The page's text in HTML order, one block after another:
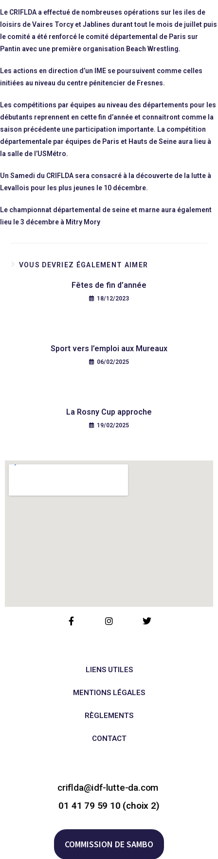
Le CRIFLDA a effectué de nombreuses opérations sur les iles de
loisirs de Vaires Torcy et Jablines durant tout le mois de juillet puis
le comité a été renforcé le comité départemental de Paris sur
Pantin avec une première organisation Beach Wrestling.
Les actions en direction d’un IME se poursuivent comme celles
initiées au niveau du centre pénitencier de Fresnes.
Les compétitions par équipes au niveau des départements pour les
débutants reprennent en cette fin d’année et connaitront comme la
saison précédente une participation importante. La compétition
départementale par équipes de Paris et Hauts de Seine aura lieu à
la salle de l’USMétro.
Un Samedi du CRIFLDA sera consacré à la découverte de la lutte à
Levallois pour les plus jeunes le 10 décembre.
Le championnat départemental de seine et marne aura également
lieu le 3 décembre à Mitry Mory
VOUS DEVRIEZ ÉGALEMENT AIMER
Fêtes de fin d’année
18/12/2023
Sport vers l’emploi aux Mureaux
06/02/2025
La Rosny Cup approche
19/02/2025
LIENS UTILES
MENTIONS LÉGALES
RÈGLEMENTS
CONTACT
criflda@idf-lutte-da.com
01 41 79 59 10 (choix 2)
COMMISSION DE SAMBO